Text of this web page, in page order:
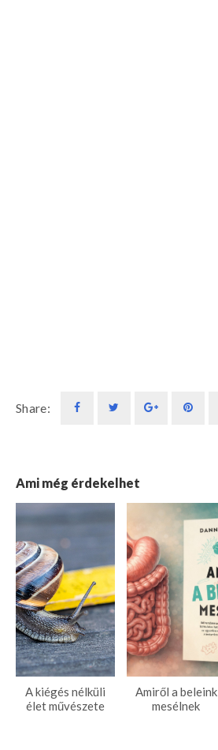
Share:
Ami még érdekelhet
A kiégés nélküli
élet művészete
Amiről a beleink
mesélnek